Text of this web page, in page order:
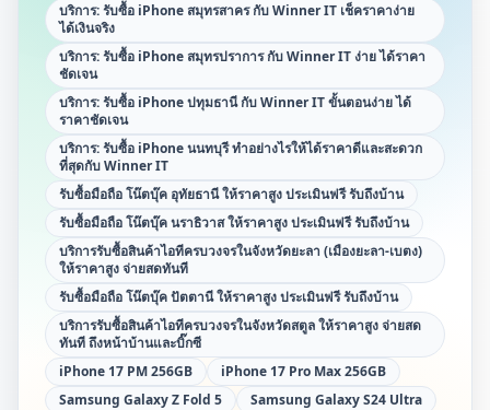
บริการ: รับซื้อ iPhone สมุทรสาคร กับ Winner IT เช็คราคาง่าย
ได้เงินจริง
บริการ: รับซื้อ iPhone สมุทรปราการ กับ Winner IT ง่าย ได้ราคา
ชัดเจน
บริการ: รับซื้อ iPhone ปทุมธานี กับ Winner IT ขั้นตอนง่าย ได้
ราคาชัดเจน
บริการ: รับซื้อ iPhone นนทบุรี ทำอย่างไรให้ได้ราคาดีและสะดวก
ที่สุดกับ Winner IT
รับซื้อมือถือ โน๊ตบุ๊ค อุทัยธานี ให้ราคาสูง ประเมินฟรี รับถึงบ้าน
รับซื้อมือถือ โน๊ตบุ๊ค นราธิวาส ให้ราคาสูง ประเมินฟรี รับถึงบ้าน
บริการรับซื้อสินค้าไอทีครบวงจรในจังหวัดยะลา (เมืองยะลา-เบตง)
ให้ราคาสูง จ่ายสดทันที
รับซื้อมือถือ โน๊ตบุ๊ค ปัตตานี ให้ราคาสูง ประเมินฟรี รับถึงบ้าน
บริการรับซื้อสินค้าไอทีครบวงจรในจังหวัดสตูล ให้ราคาสูง จ่ายสด
ทันที ถึงหน้าบ้านและบิ๊กซี
iPhone 17 PM 256GB
iPhone 17 Pro Max 256GB
Samsung Galaxy Z Fold 5
Samsung Galaxy S24 Ultra